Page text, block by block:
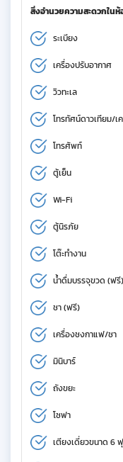
สิ่งอำนวยความสะดวกใน
ระเบียง
เครื่องปรับอากาศ
วิวทะเล
โทรทัศน์ดาวเทียม/เ
โทรศัพท์
ตู้เย็น
Wi-Fi
ตู้นิรภัย
โต๊ะทำงาน
น้ำดื่มบรรจุขวด (ฟรี)
ชา (ฟรี)
เครื่องชงกาแฟ/ชา
มินิบาร์
ถังขยะ
โซฟา
เตียงเดี่ยวขนาด 6